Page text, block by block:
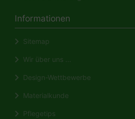
Informationen
Sitemap
Wir über uns ...
Design-Wettbewerbe
Materialkunde
Pflegetips